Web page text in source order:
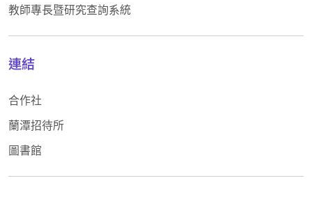
教師專長暨研究查詢系統
連結
合作社
蘭潭招待所
圖書館